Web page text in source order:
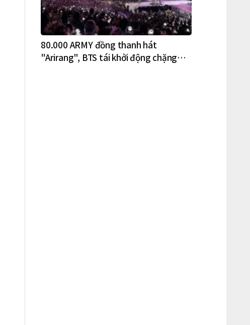
80.000 ARMY đồng thanh hát
"Arirang", BTS tái khởi động chặng